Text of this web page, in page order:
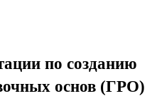
по созданию
основ (ГРО)